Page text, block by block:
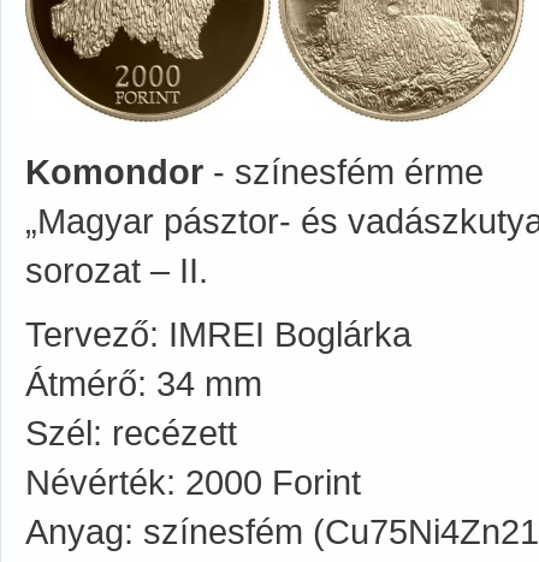
Komondor - színesfém érme
„Magyar pásztor- és
sorozat – II.
Tervező: IMREI Boglárka
Átmérő: 34 mm
Szél: recézett
Névérték: 2000 Forint
Anyag: színesfém